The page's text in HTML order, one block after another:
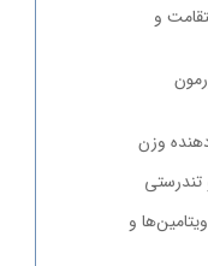
و
وزن
و